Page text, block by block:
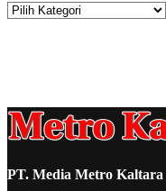
Kategori
PT. Media Metro Kaltara